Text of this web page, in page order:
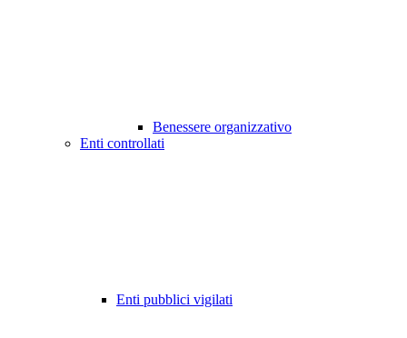
Benessere organizzativo
Enti controllati
Enti pubblici vigilati